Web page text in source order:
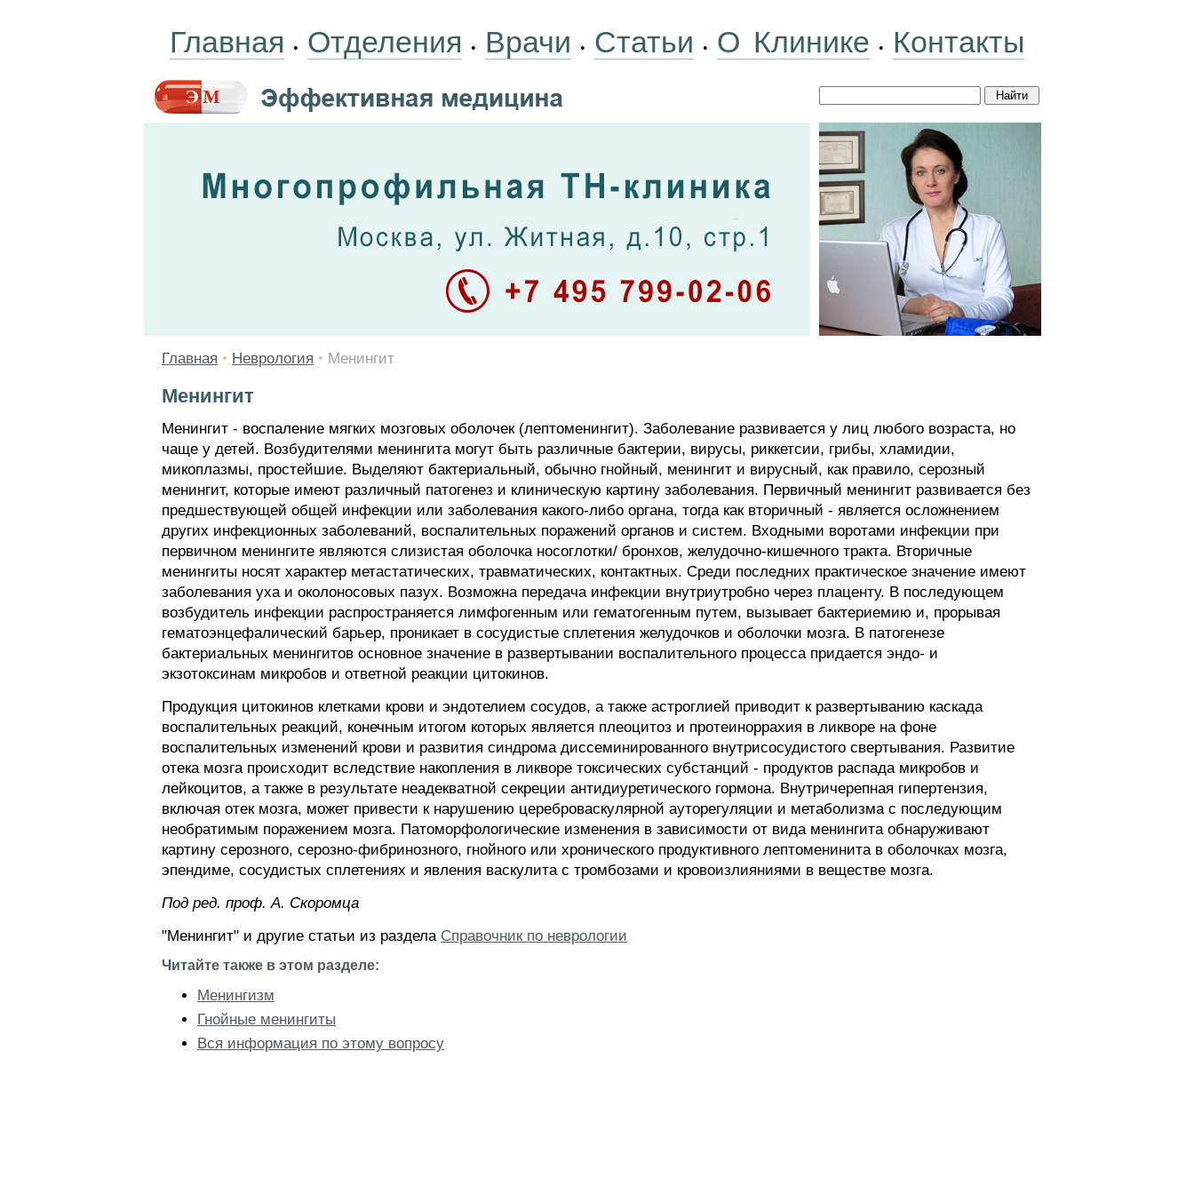
Главная • Отделения • Врачи • Статьи • О Клинике • Контакты
Главная • Неврология • Менингит
Менингит
Менингит - воспаление мягких мозговых оболочек (лептоменингит). Заболевание развивается у лиц любого возраста, но
чаще у детей. Возбудителями менингита могут быть различные бактерии, вирусы, риккетсии, грибы, хламидии,
микоплазмы, простейшие. Выделяют бактериальный, обычно гнойный, менингит и вирусный, как правило, серозный
менингит, которые имеют различный патогенез и клиническую картину заболевания. Первичный менингит развивается без
предшествующей общей инфекции или заболевания какого-либо органа, тогда как вторичный - является осложнением
других инфекционных заболеваний, воспалительных поражений органов и систем. Входными воротами инфекции при
первичном менингите являются слизистая оболочка носоглотки/ бронхов, желудочно-кишечного тракта. Вторичные
менингиты носят характер метастатических, травматических, контактных. Среди последних практическое значение имеют
заболевания уха и околоносовых пазух. Возможна передача инфекции внутриутробно через плаценту. В последующем
возбудитель инфекции распространяется лимфогенным или гематогенным путем, вызывает бактериемию и, прорывая
гематоэнцефалический барьер, проникает в сосудистые сплетения желудочков и оболочки мозга. В патогенезе
бактериальных менингитов основное значение в развертывании воспалительного процесса придается эндо- и
экзотоксинам микробов и ответной реакции цитокинов.
Продукция цитокинов клетками крови и эндотелием сосудов, а также астроглией приводит к развертыванию каскада
воспалительных реакций, конечным итогом которых является плеоцитоз и протеиноррахия в ликворе на фоне
воспалительных изменений крови и развития синдрома диссеминированного внутрисосудистого свертывания. Развитие
отека мозга происходит вследствие накопления в ликворе токсических субстанций - продуктов распада микробов и
лейкоцитов, а также в результате неадекватной секреции антидиуретического гормона. Внутричерепная гипертензия,
включая отек мозга, может привести к нарушению цереброваскулярной ауторегуляции и метаболизма с последующим
необратимым поражением мозга. Патоморфологические изменения в зависимости от вида менингита обнаруживают
картину серозного, серозно-фибринозного, гнойного или хронического продуктивного лептоменинита в оболочках мозга,
эпендиме, сосудистых сплетениях и явления васкулита с тромбозами и кровоизлияниями в веществе мозга.
Пoд peд. проф. А. Скоромца
"Менингит" и другие статьи из раздела Справочник по неврологии
Читайте также в этом разделе:
Менингизм
Гнойные менингиты
Вся информация по этому вопросу